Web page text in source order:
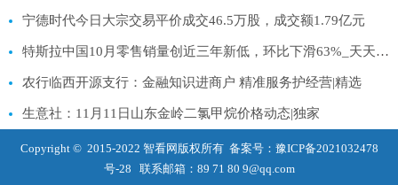
宁德时代今日大宗交易平价成交46.5万股，成交额1.79亿元
特斯拉中国10月零售销量创近三年新低，环比下滑63%_天天资讯
农行临西开源支行：金融知识进商户 精准服务护经营|精选
生意社：11月11日山东金岭二氯甲烷价格动态|独家
Copyright © 2015-2022 智看网版权所有 备案号： 豫ICP备2021032478
号-28 联系邮箱：89 71 80 9@qq.com